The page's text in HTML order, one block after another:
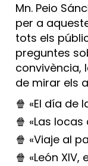
Mn. Peio
per a
tots els
preguntes
convivència,
de mirar els
🍿 «El día de
🍿 «Las
🍿 «Viaje al
🍿 «León